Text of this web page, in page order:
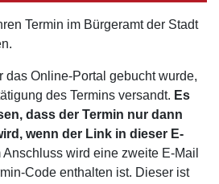
Termin im Bürgeramt der Stadt
das Online-Portal gebucht wurde,
des Termins versandt. Es
dass der Termin nur dann
wenn der Link in dieser E-
Anschluss wird eine zweite E-Mail
Code enthalten ist. Dieser ist